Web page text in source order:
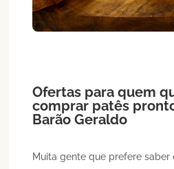
Ofertas para quem
comprar patês
Barão Geraldo
Muita gente que prefere saber